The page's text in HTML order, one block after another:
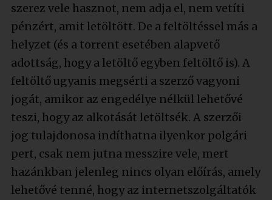
szerez vele hasznot, nem adja el, nem vetíti
pénzért, amit letöltött. De a feltöltéssel más a
helyzet (és a torrent esetében alapvető
adottság, hogy a letöltő egyben feltöltő is). A
feltöltő ugyanis megsérti a szerző vagyoni
jogát, amikor az engedélye nélkül lehetővé
teszi, hogy az alkotását letöltsék. A szerzői
jog tulajdonosa indíthatna ilyenkor polgári
pert, csak nem jutna messzire vele, mert
hazánkban jelenleg nincs olyan előírás, amely
lehetővé tenné, hogy az internetszolgáltatók